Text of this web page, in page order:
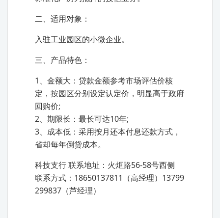
二、适用对象：
入驻工业园区的小微企业。
三、产品特色：
1、金额大：贷款金额参考市场评估价核
定，按园区分别设定认定价，明显高于政府
回购价;
2、期限长：最长可达10年;
3、成本低：采用按月还本付息还款方式，
省却每年倒贷成本。
科技支行 联系地址：火炬路56-58号西侧
联系方式：18650137811（高经理）13799
299837（芦经理）